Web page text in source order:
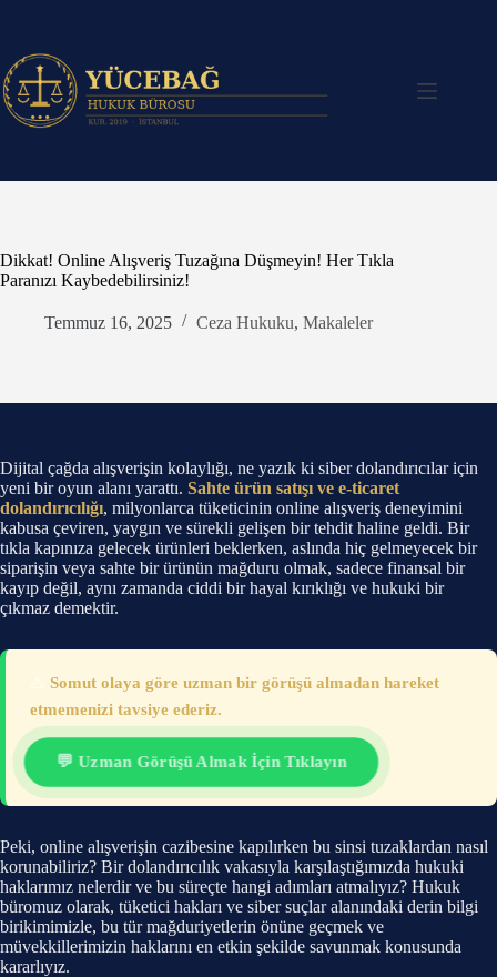
Dikkat! Online Alışveriş Tuzağına Düşmeyin! Her Tıkla
Paranızı Kaybedebilirsiniz!
Temmuz 16, 2025 Ceza Hukuku, Makaleler
Dijital çağda alışverişin kolaylığı, ne yazık ki siber dolandırıcılar için
yeni bir oyun alanı yarattı. Sahte ürün satışı ve e-ticaret
dolandırıcılığı, milyonlarca tüketicinin online alışveriş deneyimini
kabusa çeviren, yaygın ve sürekli gelişen bir tehdit haline geldi. Bir
tıkla kapınıza gelecek ürünleri beklerken, aslında hiç gelmeyecek bir
siparişin veya sahte bir ürünün mağduru olmak, sadece finansal bir
kayıp değil, aynı zamanda ciddi bir hayal kırıklığı ve hukuki bir
çıkmaz demektir.
Somut olaya göre uzman bir görüşü almadan hareket
etmemenizi tavsiye ederiz.
💬 Uzman Görüşü Almak İçin Tıklayın
Peki, online alışverişin cazibesine kapılırken bu sinsi tuzaklardan nasıl
korunabiliriz? Bir dolandırıcılık vakasıyla karşılaştığımızda hukuki
haklarımız nelerdir ve bu süreçte hangi adımları atmalıyız? Hukuk
büromuz olarak, tüketici hakları ve siber suçlar alanındaki derin bilgi
birikimimizle, bu tür mağduriyetlerin önüne geçmek ve
müvekkillerimizin haklarını en etkin şekilde savunmak konusunda
kararlıyız.